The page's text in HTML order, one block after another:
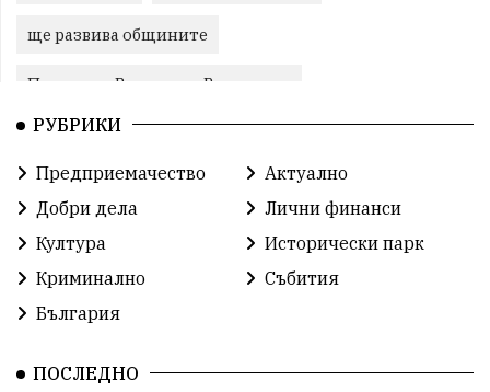
ще развива общините
Провадия, Ветрино и Вълчи дол
Метеоролигична обстановка
Североизточна България
Общинският съвет Провадия
Център за обслужване Модел „на едно гише“
Знак за европейско наследство
РУБРИКИ
Предприемачество
Актуално
Добри дела
Лични финанси
Култура
Исторически парк
Криминално
Събития
България
ПОСЛЕДНО